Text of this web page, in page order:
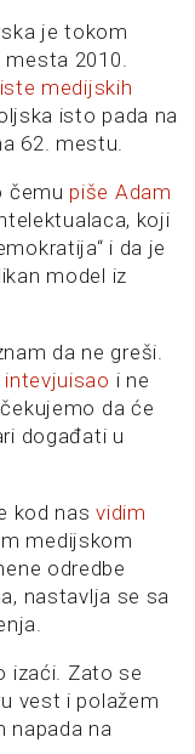
je tokom
2010.
medijskih
isto pada na
62. mestu.
čemu piše Adam
koji
i da je
model iz
da ne greši.
i ne
da će
događati u
kod nasvidim
medijskom
odredbe
nastavlja se sa
izaći. Zato se
vest i polažem
napada na